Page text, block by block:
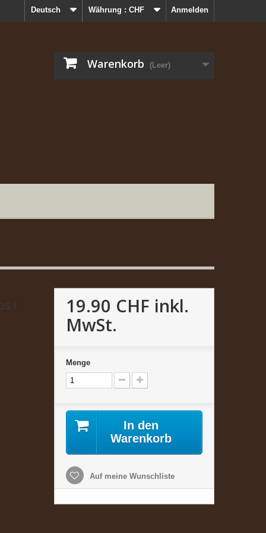
Anmelden
Währung : CHF
Deutsch
Warenkorb (Leer)
! 19.90 CHF inkl.
MwSt.
Menge
In den
Warenkorb
Auf meine Wunschliste